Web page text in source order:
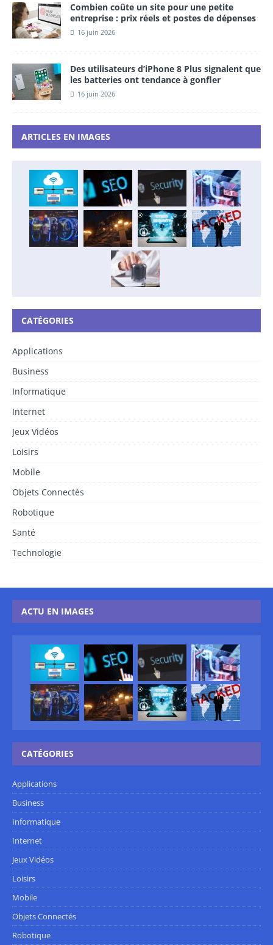
Combien coûte un site pour une petite
entreprise : prix réels et postes de dépenses
16 juin 2026
Des utilisateurs d’iPhone 8 Plus signalent que
les batteries ont tendance à gonfler
16 juin 2026
ARTICLES EN IMAGES
CATÉGORIES
Applications
Business
Informatique
Internet
Jeux Vidéos
Loisirs
Mobile
Objets Connectés
Robotique
Santé
Technologie
ACTU EN IMAGES
CATÉGORIES
Applications
Business
Informatique
Internet
Jeux Vidéos
Loisirs
Mobile
Objets Connectés
Robotique